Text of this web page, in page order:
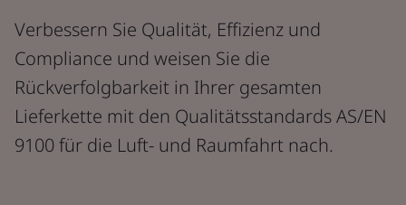
Verbessern Sie Qualität, Effizienz und
Compliance und weisen Sie die
Rückverfolgbarkeit in Ihrer gesamten
Lieferkette mit den Qualitätsstandards AS/EN
9100 für die Luft- und Raumfahrt nach.